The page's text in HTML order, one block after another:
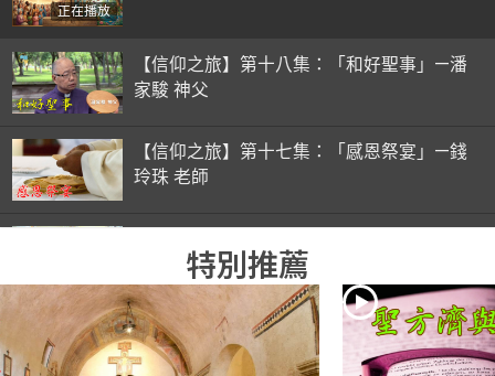
正在播放
【信仰之旅】第十八集：「和好聖事」—潘
家駿 神父
【信仰之旅】第十七集：「感恩祭宴」—錢
玲珠 老師
錢玲珠 老師
【信仰之旅】第十五集：「入門聖事」—錢
玲珠 老師
特別推薦